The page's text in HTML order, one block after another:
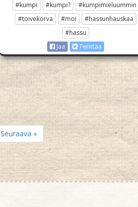
#kumpi #kumpi?
#kumpimieluummin
#toivekorva
#moi
#hassunhauskaa
#hassu
Jaa
Twiittaa
Seuraava »